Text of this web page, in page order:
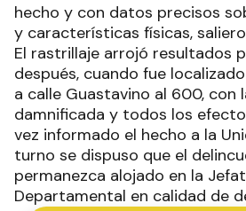
hecho y con datos precisos
y características físicas,
El rastrillaje arrojó resultados
después, cuando fue
a calle Guastavino al 600, con
damnificada y todos los
vez informado el hecho a la
turno se dispuso que el
permanezca alojado en la
Departamental en calidad de